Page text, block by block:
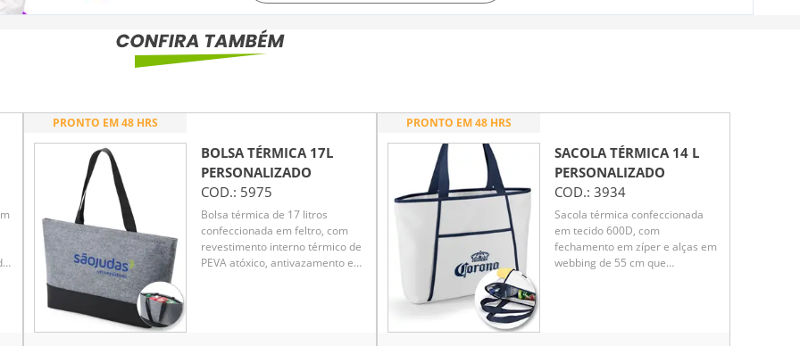
PRONTO EM 48 HRS
BOLSA TÉRMICA 17L
PERSONALIZADO
COD.: 5975
Bolsa térmica de 17 litros
confeccionada em feltro, com
revestimento interno térmico de
PEVA atóxico, antivazamento e
PRONTO EM 48 HRS
SACOLA TÉRMICA 14 L
PERSONALIZADO
COD.: 3934
Sacola térmica confeccionada
em tecido 600D, com
fechamento em zíper e alças em
webbing de 55 cm que